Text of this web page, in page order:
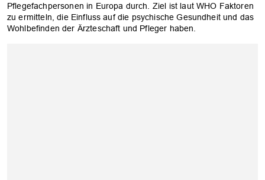
Pflegefachpersonen in Europa durch. Ziel ist laut WHO Faktoren
zu ermitteln, die Einfluss auf die psychische Gesundheit und das
Wohlbefinden der Ärzteschaft und Pfleger haben.